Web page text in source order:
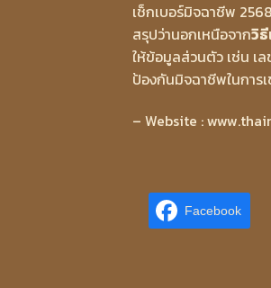
เช็กเบอร์มิจฉาชีพ
สรุปว่านอกเหนือจากวิ
ให้ข้อมูลส่วนตัว เช่น เ
ป้องกันมิจฉาชีพในการ
– Website :
Facebook